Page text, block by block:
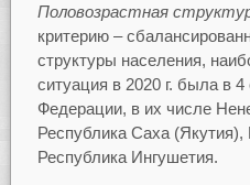
Половозрастная
критерию –
структуры населения,
ситуация в 2020 г. была в
Федерации, в их числе
Республика Саха (Якутия),
Республика Ингушетия.